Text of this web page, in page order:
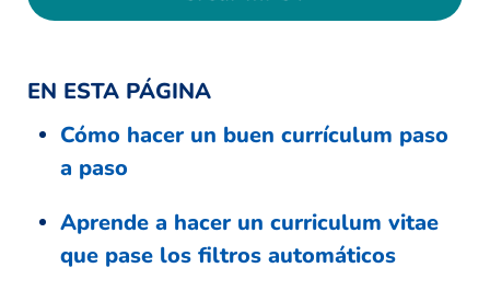
EN ESTA PÁGINA
Cómo hacer un buen currículum paso
a paso
Aprende a hacer un curriculum vitae
que pase los filtros automáticos